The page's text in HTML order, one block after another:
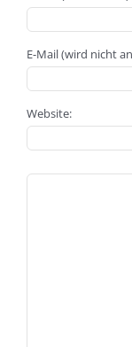
E-Mail (wird nicht
Website: